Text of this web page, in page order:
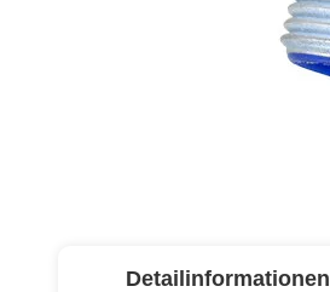
Detailinformationen